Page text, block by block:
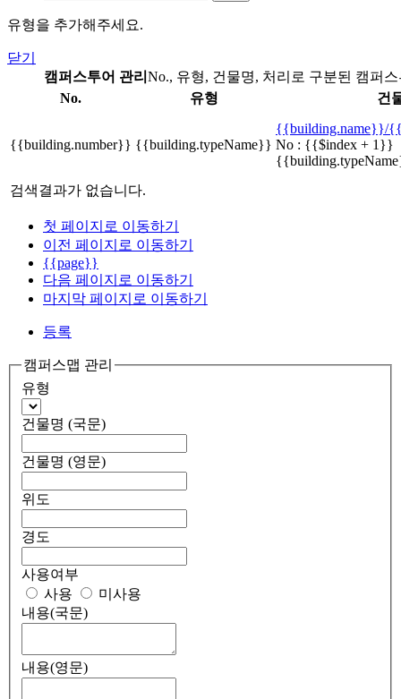
유형을 추가해주세요.
닫기
캠퍼스투어 관리 No., 유형, 건물명, 처리로 구분된 캠퍼
No.
유형 건
{{building.number}} {{building.typeName}}
{{building.name}}/
No : {{$index + 1}}
검색결과가 없습니다.
첫 페이지로 이동하기
이전 페이지로 이동하기
{{page}}
다음 페이지로 이동하기
마지막 페이지로 이동하기
등록
캠퍼스맵 관리
유형
건물명 (국문)
건물명 (영문)
위도
경도
사용여부
사용
미사용
내용(국문)
내용(영문)